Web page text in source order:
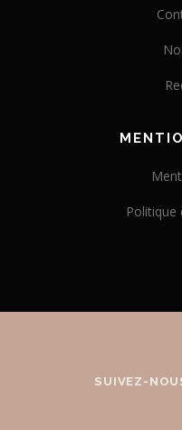
Politique
SUIVEZ-